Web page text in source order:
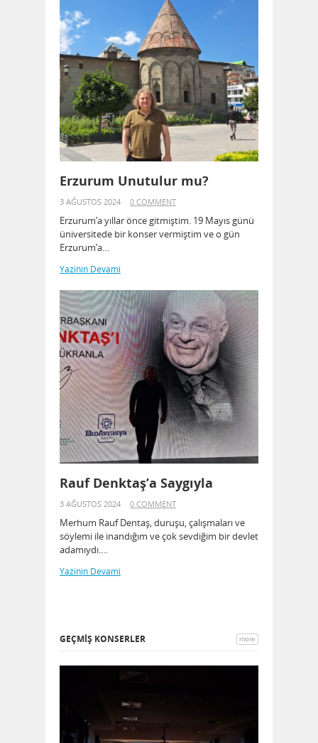
Erzurum Unutulur mu?
3 AĞUSTOS 2024 0 COMMENT
Erzurum’a yıllar önce gitmiştim. 19 Mayıs günü
üniversitede bir konser vermiştim ve o gün
Erzurum’a…
Yazinin Devami
Rauf Denktaş’a Saygıyla
3 AĞUSTOS 2024 0 COMMENT
Merhum Rauf Dentaş, duruşu, çalışmaları ve
söylemi ile inandığım ve çok sevdiğim bir devlet
adamıydı.…
Yazinin Devami
GEÇMİŞ KONSERLER more